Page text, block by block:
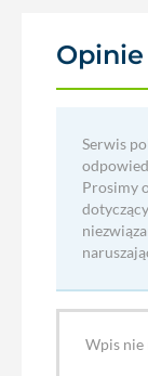
Opinie
Serwis
Prosimy
Wpis nie